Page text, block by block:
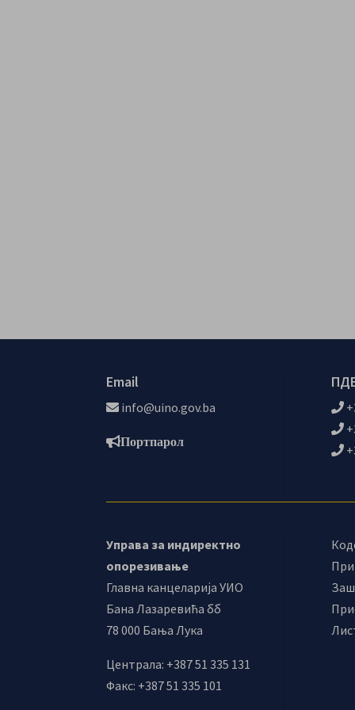
Email
info@uino.gov.ba
Портпарол
Управа за индиректно
опорезивање
Главна канцеларија УИО
Бана Лазаревића бб
78 000 Бања Лука
Централа: +387 51 335 131
Факс: +387 51 335 101